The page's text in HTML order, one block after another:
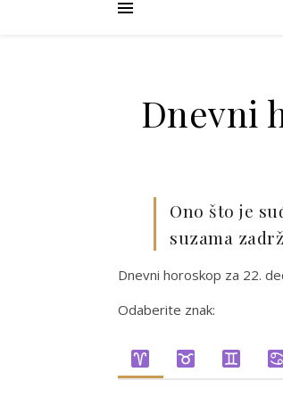
Dnevni
Ono što je
suzama
Dnevni horoskop za 22.
Odaberite znak: